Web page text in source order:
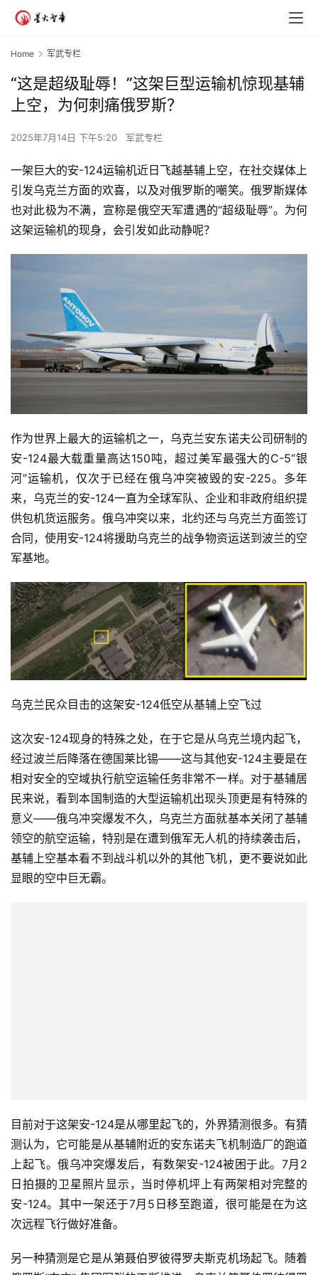
Home 军武专栏
“这是超级耻辱！”这架巨型运输机惊现基辅
上空，为何刺痛俄罗斯？
2025年7月14日 下午5:20 军武专栏
一架巨大的安-124运输机近日飞越基辅上空，在社交媒体上
引发乌克兰方面的欢喜，以及对俄罗斯的嘲笑。俄罗斯媒体
也对此极为不满，宣称是俄空天军遭遇的“超级耻辱”。为何
这架运输机的现身，会引发如此动静呢？
作为世界上最大的运输机之一，乌克兰安东诺夫公司研制的
安-124最大载重量高达150吨，超过美军最强大的C-5“银
河”运输机，仅次于已经在俄乌冲突被毁的安-225。多年
来，乌克兰的安-124一直为全球军队、企业和非政府组织提
供包机货运服务。俄乌冲突以来，北约还与乌克兰方面签订
合同，使用安-124将援助乌克兰的战争物资运送到波兰的空
军基地。
乌克兰民众目击的这架安-124低空从基辅上空飞过
这次安-124现身的特殊之处，在于它是从乌克兰境内起飞，
经过波兰后降落在德国莱比锡——这与其他安-124主要是在
相对安全的空域执行航空运输任务非常不一样。对于基辅居
民来说，看到本国制造的大型运输机出现头顶更是有特殊的
意义——俄乌冲突爆发不久，乌克兰方面就基本关闭了基辅
领空的航空运输，特别是在遭到俄军无人机的持续袭击后，
基辅上空基本看不到战斗机以外的其他飞机，更不要说如此
显眼的空中巨无霸。
目前对于这架安-124是从哪里起飞的，外界猜测很多。有猜
测认为，它可能是从基辅附近的安东诺夫飞机制造厂的跑道
上起飞。俄乌冲突爆发后，有数架安-124被困于此。7月2
日拍摄的卫星照片显示，当时停机坪上有两架相对完整的
安-124。其中一架还于7月5日移至跑道，很可能是在为这
次远程飞行做好准备。
另一种猜测是它是从第聂伯罗彼得罗夫斯克机场起飞。随着